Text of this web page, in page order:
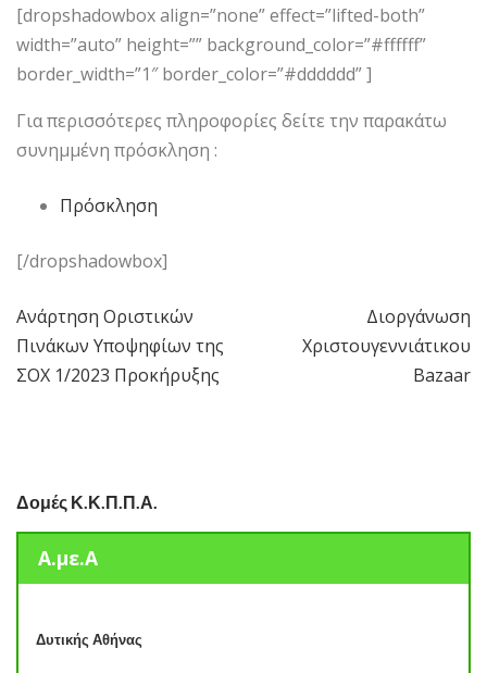
[dropshadowbox align=”none” effect=”lifted-both”
width=”auto” height=”” background_color=”#ffffff”
border_width=”1″ border_color=”#dddddd” ]
Για περισσότερες πληροφορίες δείτε την παρακάτω
συνημμένη πρόσκληση :
Πρόσκληση
[/dropshadowbox]
Πλοήγηση
άρθρων
Ανάρτηση Οριστικών
Πινάκων Υποψηφίων της
ΣΟΧ 1/2023 Προκήρυξης
Διοργάνωση
Χριστουγεννιάτικου
Bazaar
Δομές Κ.Κ.Π.Π.Α.
Α.με.Α
Δυτικής Αθήνας